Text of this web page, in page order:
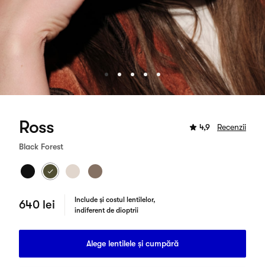
Ross 4,9 Recenzii
Black Forest
640 lei
Include și costul lentilelor,
indiferent de dioptrii
Alege lentilele și cumpără